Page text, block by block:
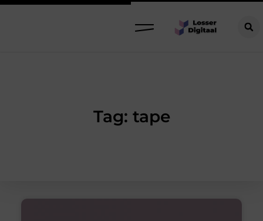
Tag: tape